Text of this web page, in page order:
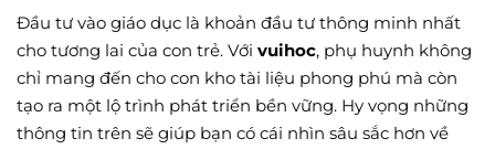
Đầu tư vào giáo dục là khoản đầu tư thông minh nhất
cho tương lai của con trẻ. Với vuihoc, phụ huynh không
chỉ mang đến cho con kho tài liệu phong phú mà còn
tạo ra một lộ trình phát triển bền vững. Hy vọng những
thông tin trên sẽ giúp bạn có cái nhìn sâu sắc hơn về